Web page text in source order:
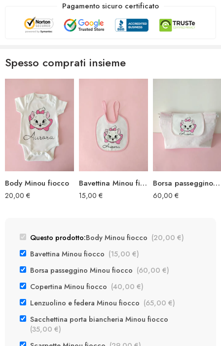
Pagamento sicuro certificato
Spesso comprati insieme
Body Minou fiocco
20,00 €
Bavettina Minou fiocco
15,00 €
Borsa passeggino Minou fiocco
60,00 €
Questo prodotto:Body Minou fiocco (20,00 €)
Bavettina Minou fiocco (15,00 €)
Borsa passeggino Minou fiocco (60,00 €)
Copertina Minou fiocco (40,00 €)
Lenzuolino e federa Minou fiocco (65,00 €)
Sacchettina porta biancheria Minou fiocco
(35,00 €)